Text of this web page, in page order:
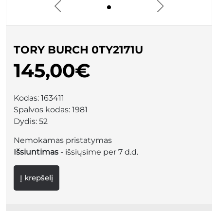
TORY BURCH 0TY2171U
145,00€
Kodas: 163411
Spalvos kodas: 1981
Dydis: 52
Nemokamas pristatymas
Išsiuntimas - išsiųsime per 7 d.d.
Į krepšelį